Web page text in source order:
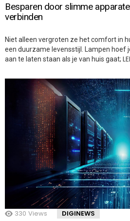
Besparen door slimme
verbinden
Niet alleen vergroten ze het comfort in
een duurzame levensstijl. Lampen hoef
aan te laten staan als je van huis gaat;
330 Views DIGINEWS